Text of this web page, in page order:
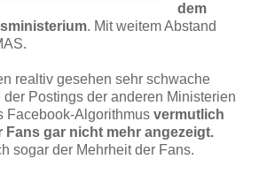
dem
. Mit weitem Abstand
realtiv gesehen sehr schwache
Postings der anderen Ministerien
Facebook-Algorithmus vermutlich
Fans gar nicht mehr angezeigt.
sogar der Mehrheit der Fans.